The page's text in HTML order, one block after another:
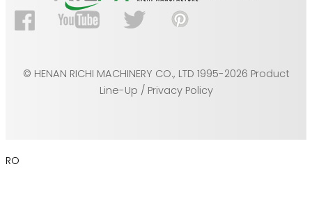
© HENAN RICHI MACHINERY CO., LTD 1995-2026 Product
Line-Up / Privacy Policy
RO